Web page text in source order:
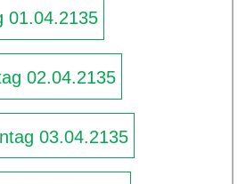
01.04.2135
02.04.2135
03.04.2135